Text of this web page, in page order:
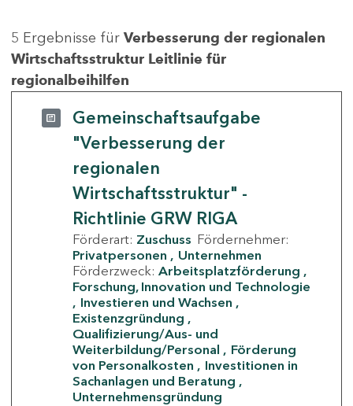
5 Ergebnisse für Verbesserung der regionalen
Wirtschaftsstruktur Leitlinie für
regionalbeihilfen
Gemeinschaftsaufgabe
"Verbesserung der
regionalen
Wirtschaftsstruktur" -
Richtlinie GRW RIGA
Förderart: Zuschuss Fördernehmer:
Privatpersonen
Unternehmen
Förderzweck: Arbeitsplatzförderung
Forschung, Innovation und Technologie
Investieren und Wachsen
Existenzgründung
Qualifizierung/Aus- und
Weiterbildung/Personal
Förderung
von Personalkosten
Investitionen in
Sachanlagen und Beratung
Unternehmensgründung